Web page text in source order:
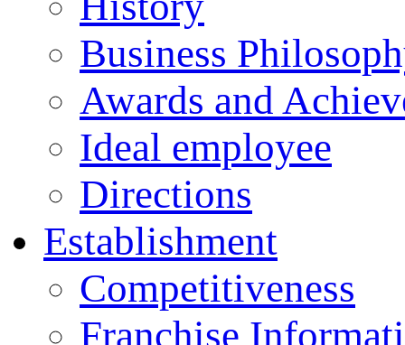
Business
Awards and
Ideal employee
Directions
Establishment
Competitiveness
Franchise